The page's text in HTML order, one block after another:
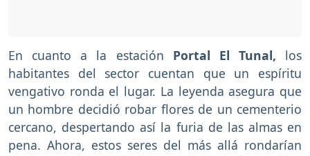
En cuanto a la estación Portal El Tunal, los
habitantes del sector cuentan que un espíritu
vengativo ronda el lugar. La leyenda asegura que
un hombre decidió robar flores de un cementerio
cercano, despertando así la furia de las almas en
pena. Ahora, estos seres del más allá rondarían